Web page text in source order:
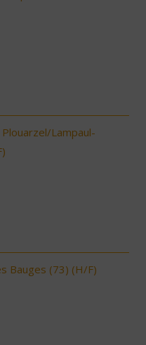
Lampaul-
Bauges (73) (H/F)